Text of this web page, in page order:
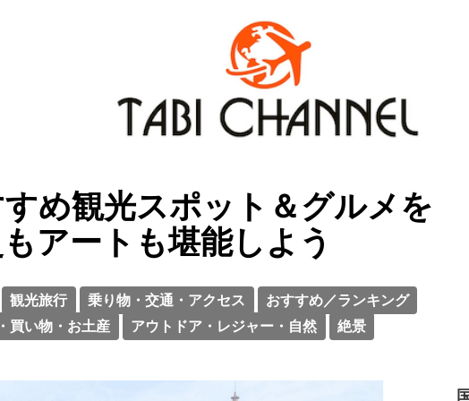
め観光スポット＆グルメを
アートも堪能しよう
観光旅行 乗り物・交通・アクセス
おすすめ／ランキング
買い物・お土産 アウトドア・レジャー・自然
絶景